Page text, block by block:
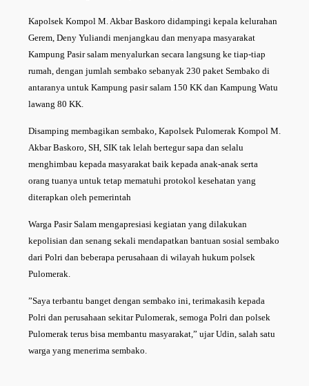
Kapolsek Kompol M. Akbar Baskoro didampingi kepala kelurahan
Gerem, Deny Yuliandi menjangkau dan menyapa masyarakat
Kampung Pasir salam menyalurkan secara langsung ke tiap-tiap
rumah, dengan jumlah sembako sebanyak 230 paket Sembako di
antaranya untuk Kampung pasir salam 150 KK dan Kampung Watu
lawang 80 KK.
Disamping membagikan sembako, Kapolsek Pulomerak Kompol M.
Akbar Baskoro, SH, SIK tak lelah bertegur sapa dan selalu
menghimbau kepada masyarakat baik kepada anak-anak serta
orang tuanya untuk tetap mematuhi protokol kesehatan yang
diterapkan oleh pemerintah
Warga Pasir Salam mengapresiasi kegiatan yang dilakukan
kepolisian dan senang sekali mendapatkan bantuan sosial sembako
dari Polri dan beberapa perusahaan di wilayah hukum polsek
Pulomerak.
”Saya terbantu banget dengan sembako ini, terimakasih kepada
Polri dan perusahaan sekitar Pulomerak, semoga Polri dan polsek
Pulomerak terus bisa membantu masyarakat,” ujar Udin, salah satu
warga yang menerima sembako.